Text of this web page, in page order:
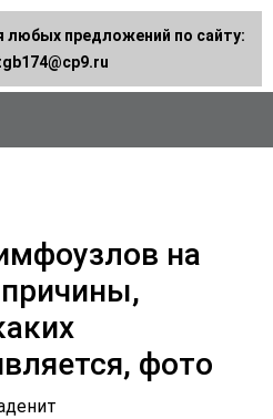
на
фото
любых предложений по сайту: